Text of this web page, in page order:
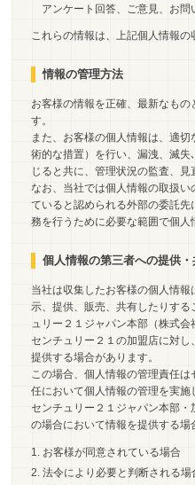
アンケート回答、ご意見、お問
これらの情報は、上記個人情報の
情報の管理方法
お客様の情報を正確、最新なも
す。
また、お客様の個人情報は、適
術的な措置）を行い、漏洩、滅
じると共に、管理状況の監査、見
なお、当社では個人情報の取扱
ていると認められる外部の委託
務を行うために必要な範囲で個人
個人情報の第三者への提供・
当社は収集したお客様の個人情
示、提供、販売、共有したりす
ュリー２１ジャパン本部（株式
センチュリー２１の加盟店に対
提供する場合があります。
この場合、個人情報の管理責任
任において個人情報の管理を実施
センチュリー２１ジャパン本部
の場合において情報を提供する場
お客様が同意されている場合
法令により必要と判断される場